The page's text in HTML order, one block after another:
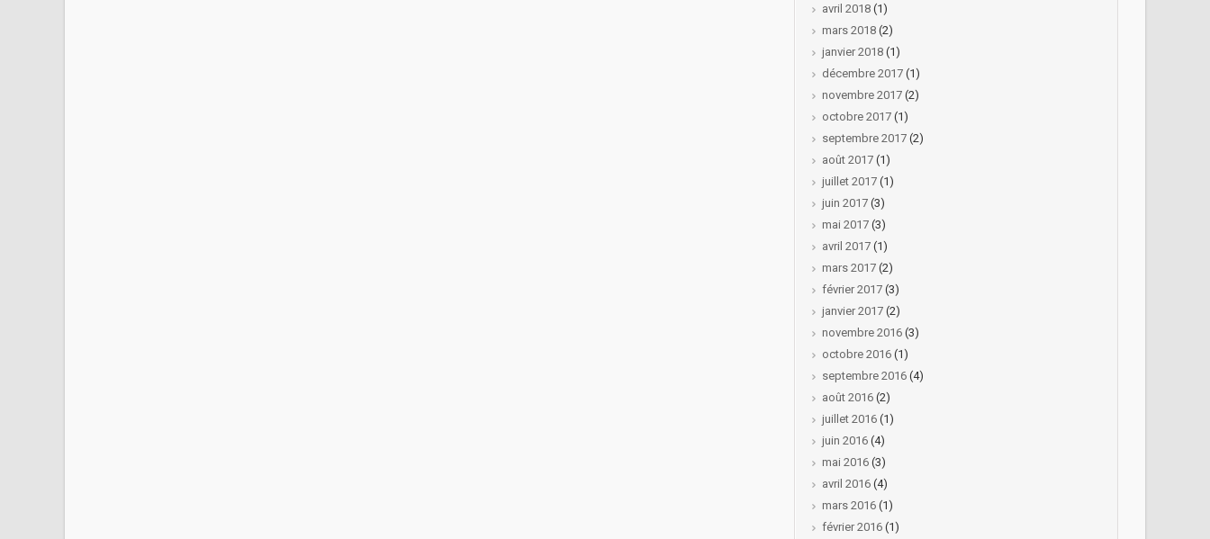
avril 2018 (1)
mars 2018 (2)
janvier 2018 (1)
décembre 2017 (1)
novembre 2017 (2)
octobre 2017 (1)
septembre 2017 (2)
août 2017 (1)
juillet 2017 (1)
juin 2017 (3)
mai 2017 (3)
avril 2017 (1)
mars 2017 (2)
février 2017 (3)
janvier 2017 (2)
novembre 2016 (3)
octobre 2016 (1)
septembre 2016 (4)
août 2016 (2)
juillet 2016 (1)
juin 2016 (4)
mai 2016 (3)
avril 2016 (4)
mars 2016 (1)
février 2016 (1)